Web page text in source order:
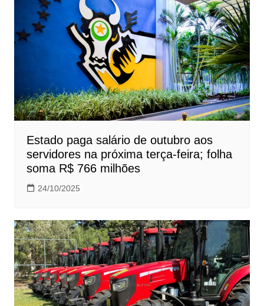
Estado paga salário de outubro aos
servidores na próxima terça-feira; folha
soma R$ 766 milhões
24/10/2025